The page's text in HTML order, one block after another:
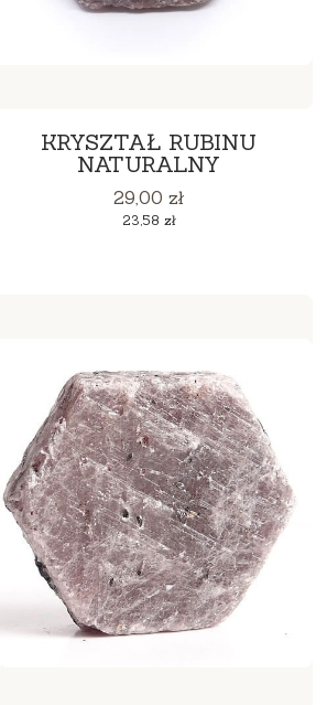
KRYSZTAŁ RUBINU
NATURALNY
Cena
29,00 zł
Cena
23,58 zł